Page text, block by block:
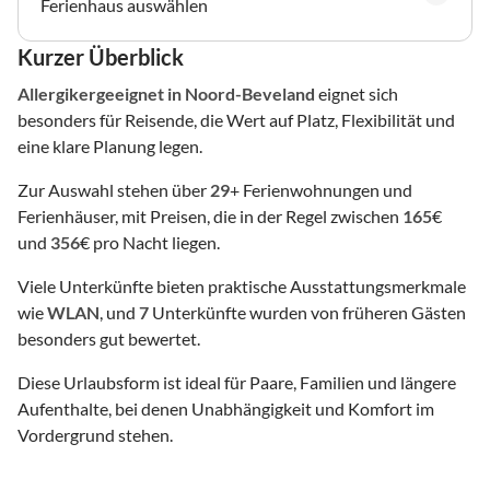
Ferienhaus auswählen
Kurzer Überblick
Allergikergeeignet in Noord-Beveland eignet sich
besonders für Reisende, die Wert auf Platz, Flexibilität und
eine klare Planung legen.
Zur Auswahl stehen über 29+ Ferienwohnungen und
Ferienhäuser, mit Preisen, die in der Regel zwischen 165€
und 356€ pro Nacht liegen.
Viele Unterkünfte bieten praktische Ausstattungsmerkmale
wieWLAN, und 7 Unterkünfte wurden von früheren Gästen
besonders gut bewertet.
Diese Urlaubsform ist ideal für Paare, Familien und längere
Aufenthalte, bei denen Unabhängigkeit und Komfort im
Vordergrund stehen.